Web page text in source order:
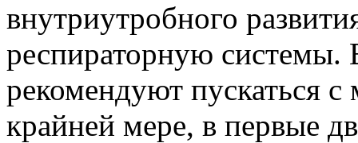
внутриутробного
респираторную системы.
рекомендуют пускаться
крайней мере, в первые